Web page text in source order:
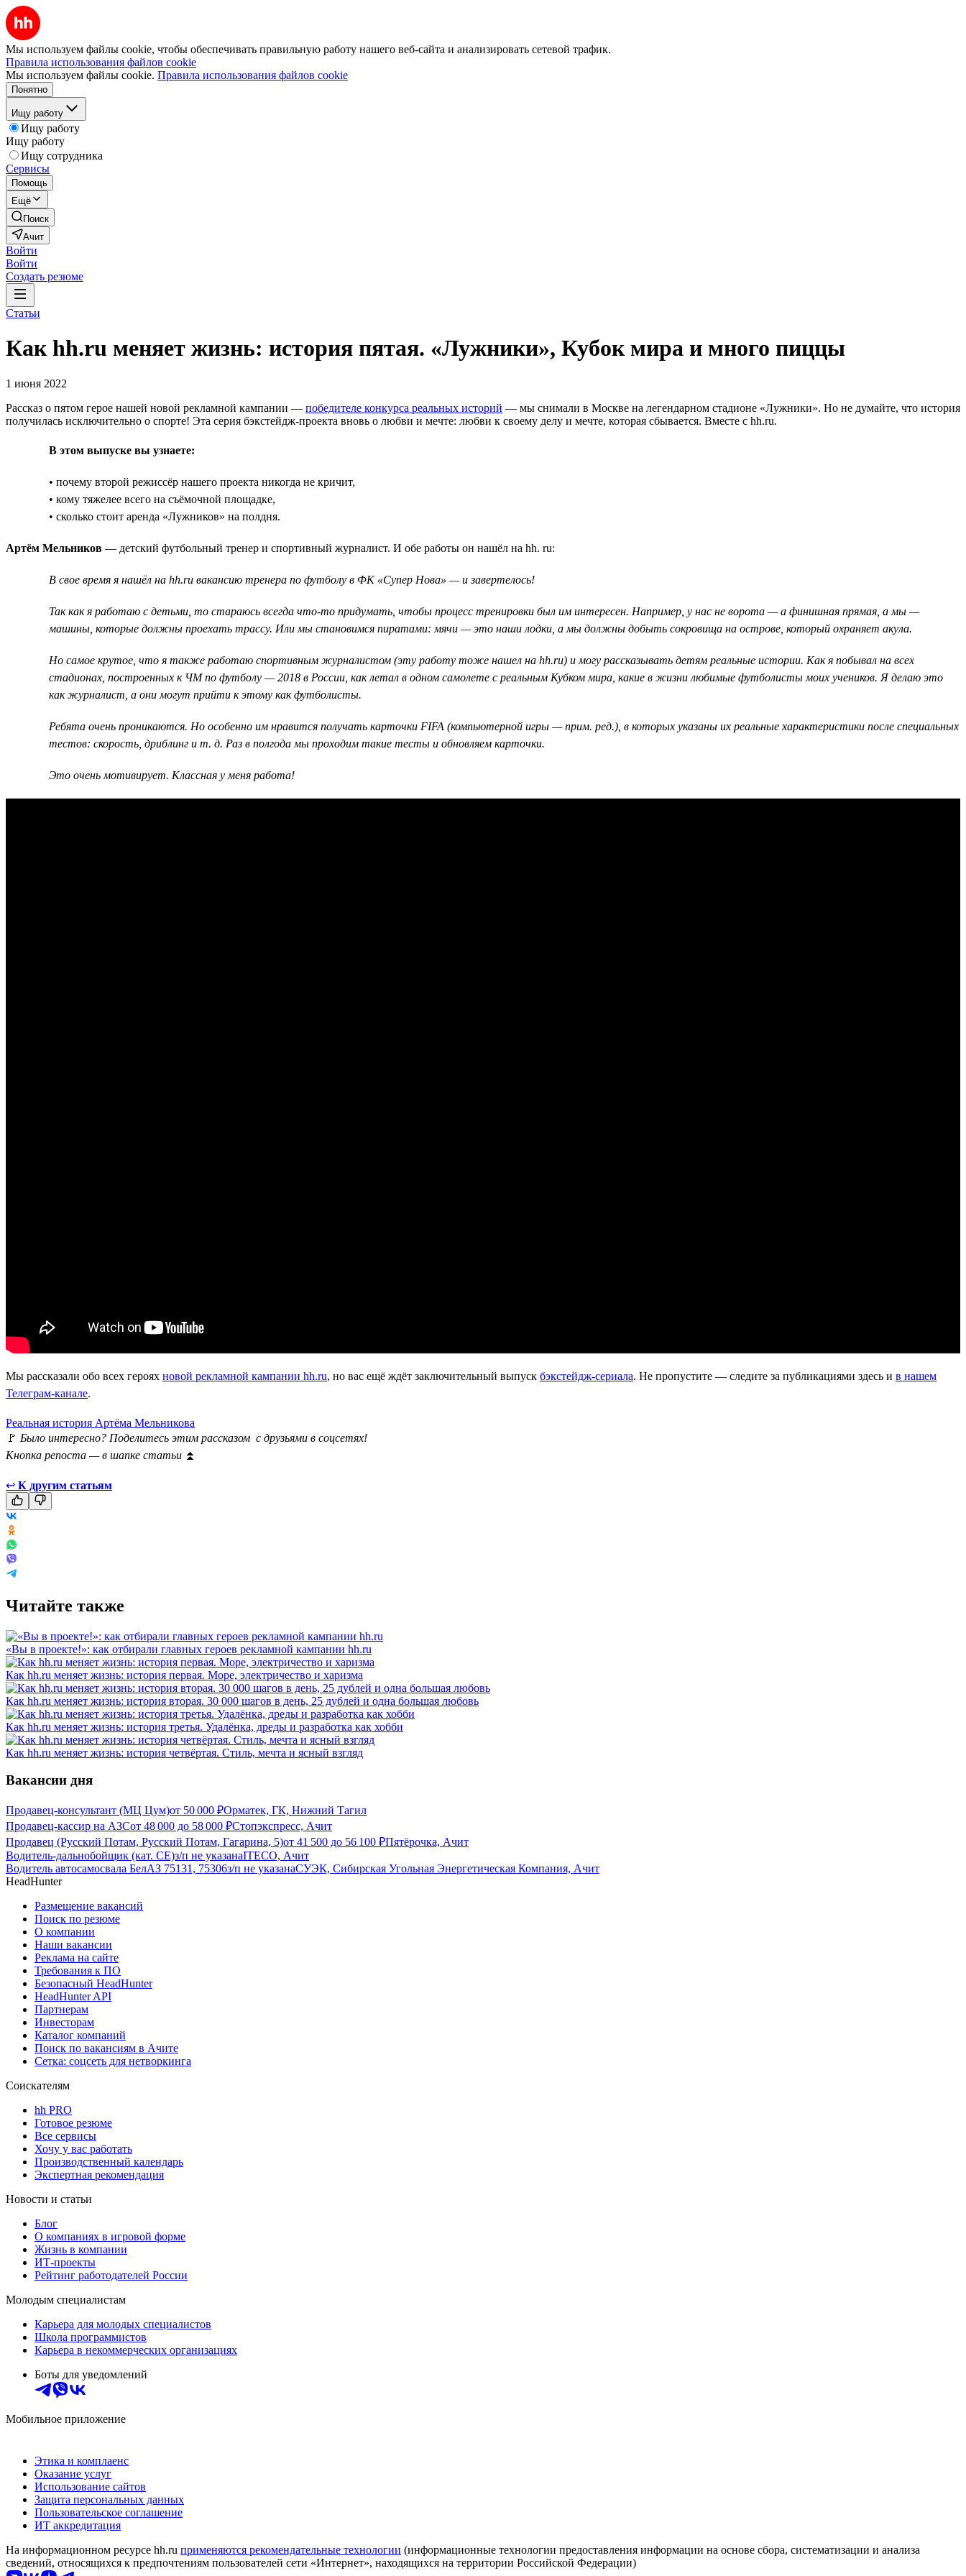
Мы используем файлы cookie, чтобы обеспечивать правильную работу нашего веб-сайта и анализировать сетевой трафик.
Правила использования файлов cookie
Мы используем файлы cookie. Правила использования файлов cookie
Понятно
Ищу работу
Ищу работу
Ищу работу
Ищу сотрудника
Сервисы
Помощь
Ещё
Поиск
Ачит
Войти
Войти
Создать резюме
Статьи
Как hh.ru меняет жизнь: история пятая. «Лужники», Кубок мира и много пиццы
1 июня 2022
Рассказ о пятом герое нашей новой рекламной кампании — победителе конкурса реальных историй — мы снимали в Москве на легендарном стадионе «Лужники». Но не думайте, что история
получилась исключительно о спорте! Эта серия бэкстейдж-проекта вновь о любви и мечте: любви к своему делу и мечте, которая сбывается. Вместе с hh.ru.
В этом выпуске вы узнаете:
• почему второй режиссёр нашего проекта никогда не кричит,
• кому тяжелее всего на съёмочной площадке,
• сколько стоит аренда «Лужников» на полдня.
Артём Мельников — детский футбольный тренер и спортивный журналист. И обе работы он нашёл на hh. ru:
В свое время я нашёл на hh.ru вакансию тренера по футболу в ФК «Супер Нова» — и завертелось!
Так как я работаю с детьми, то стараюсь всегда что-то придумать, чтобы процесс тренировки был им интересен. Например, у нас не ворота — а финишная прямая, а мы —
машины, которые должны проехать трассу. Или мы становимся пиратами: мячи — это наши лодки, а мы должны добыть сокровища на острове, который охраняет акула.
Но самое крутое, что я также работаю спортивным журналистом (эту работу тоже нашел на hh.ru) и могу рассказывать детям реальные истории. Как я побывал на всех
стадионах, построенных к ЧМ по футболу — 2018 в России, как летал в одном самолете с реальным Кубком мира, какие в жизни любимые футболисты моих учеников. Я делаю это
как журналист, а они могут прийти к этому как футболисты.
Ребята очень проникаются. Но особенно им нравится получать карточки FIFA (компьютерной игры — прим. ред.), в которых указаны их реальные характеристики после специальных
тестов: скорость, дриблинг и т. д. Раз в полгода мы проходим такие тесты и обновляем карточки.
Это очень мотивирует. Классная у меня работа!
Мы рассказали обо всех героях новой рекламной кампании hh.ru, но вас ещё ждёт заключительный выпуск бэкстейдж-сериала. Не пропустите — следите за публикациями здесь и в нашем
Телеграм-канале.
Реальная история Артёма Мельникова
🚩 Было интересно? Поделитесь этим рассказом с друзьями в соцсетях!
Кнопка репоста — в шапке статьи ⏫
↩ К другим статьям
Читайте также
«Вы в проекте!»: как отбирали главных героев рекламной кампании hh.ru
Как hh.ru меняет жизнь: история первая. Море, электричество и харизма
Как hh.ru меняет жизнь: история вторая. 30 000 шагов в день, 25 дублей и одна большая любовь
Как hh.ru меняет жизнь: история третья. Удалёнка, дреды и разработка как хобби
Как hh.ru меняет жизнь: история четвёртая. Стиль, мечта и ясный взгляд
Вакансии дня
Продавец-консультант (МЦ Цум)от 50 000 ₽Орматек, ГК, Нижний Тагил
Продавец-кассир на АЗСот 48 000 до 58 000 ₽Стопэкспресс, Ачит
Продавец (Русский Потам, Русский Потам, Гагарина, 5)от 41 500 до 56 100 ₽Пятёрочка, Ачит
Водитель-дальнобойщик (кат. CE)з/п не указанаITECO, Ачит
Водитель автосамосвала БелАЗ 75131, 75306з/п не указанаСУЭК, Сибирская Угольная Энергетическая Компания, Ачит
HeadHunter
Размещение вакансий
Поиск по резюме
О компании
Наши вакансии
Реклама на сайте
Требования к ПО
Безопасный HeadHunter
HeadHunter API
Партнерам
Инвесторам
Каталог компаний
Поиск по вакансиям в Ачите
Сетка: соцсеть для нетворкинга
Соискателям
hh PRO
Готовое резюме
Все сервисы
Хочу у вас работать
Производственный календарь
Экспертная рекомендация
Новости и статьи
Блог
О компаниях в игровой форме
Жизнь в компании
ИТ-проекты
Рейтинг работодателей России
Молодым специалистам
Карьера для молодых специалистов
Школа программистов
Карьера в некоммерческих организациях
Боты для уведомлений
Мобильное приложение
Этика и комплаенс
Оказание услуг
Использование сайтов
Защита персональных данных
Пользовательское соглашение
ИТ аккредитация
На информационном ресурсе hh.ru применяются рекомендательные технологии (информационные технологии предоставления информации на основе сбора, систематизации и анализа
сведений, относящихся к предпочтениям пользователей сети «Интернет», находящихся на территории Российской Федерации)